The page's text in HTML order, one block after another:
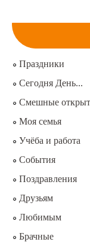
Праздники
Сегодня День...
Смешные
Моя семья
Учёба и работа
События
Поздравления
Друзьям
Любимым
Брачные